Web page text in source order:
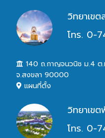
วิทยาเขต
โทร. 0-
140 ถ.กาญจนวนิช ม.4 ต.
จ.สงขลา 90000
แผนที่ตั้ง
วิทยาเข
โทร. 0-